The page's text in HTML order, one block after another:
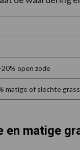
open zode
matige of slechte
en matige